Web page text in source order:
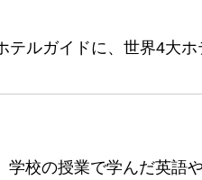
ルガイドに、世界4大
校の授業で学んだ英語